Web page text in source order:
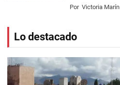
Por Victoria Marín
Lo destacado